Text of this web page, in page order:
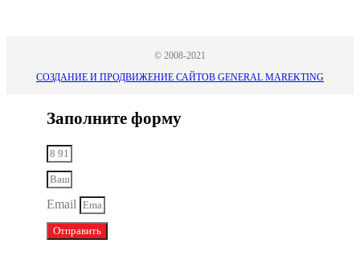
© 2008-2021
СОЗДАНИЕ И ПРОДВИЖЕНИЕ САЙТОВ GENERAL MAREKTING
Заполните форму
Email
Отправить